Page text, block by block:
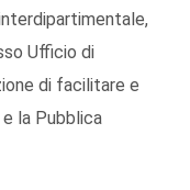
Ufficio di
di facilitare e
la Pubblica